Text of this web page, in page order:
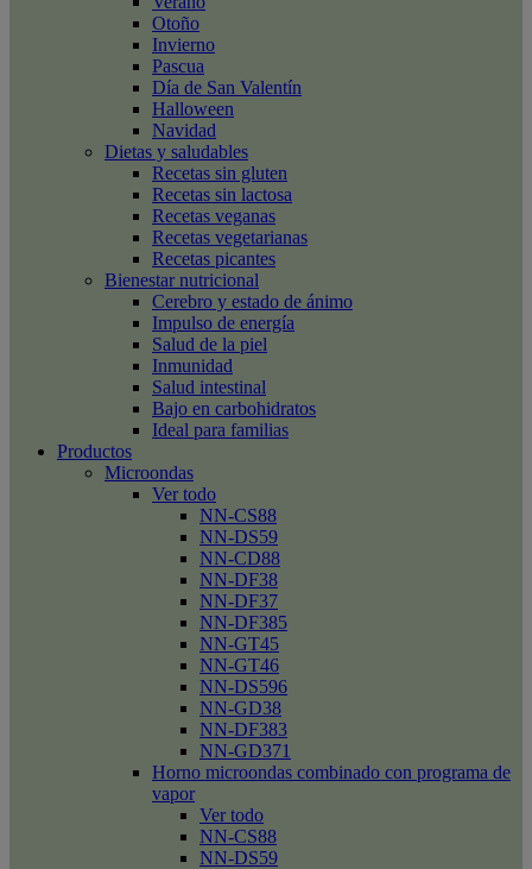
Otoño
Invierno
Pascua
Día de San Valentín
Halloween
Navidad
Dietas y saludables
Recetas sin gluten
Recetas sin lactosa
Recetas veganas
Recetas vegetarianas
Recetas picantes
Bienestar nutricional
Cerebro y estado de ánimo
Impulso de energía
Salud de la piel
Inmunidad
Salud intestinal
Bajo en carbohidratos
Ideal para familias
Productos
Microondas
Ver todo
NN-CS88
NN-DS59
NN-CD88
NN-DF38
NN-DF37
NN-DF385
NN-GT45
NN-GT46
NN-DS596
NN-GD38
NN-DF383
NN-GD371
Horno microondas combinado con programa de
vapor
Ver todo
NN-CS88
NN-DS59